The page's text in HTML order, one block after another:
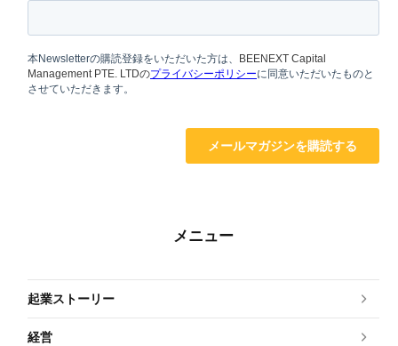
メニュー
起業ストーリー
経営